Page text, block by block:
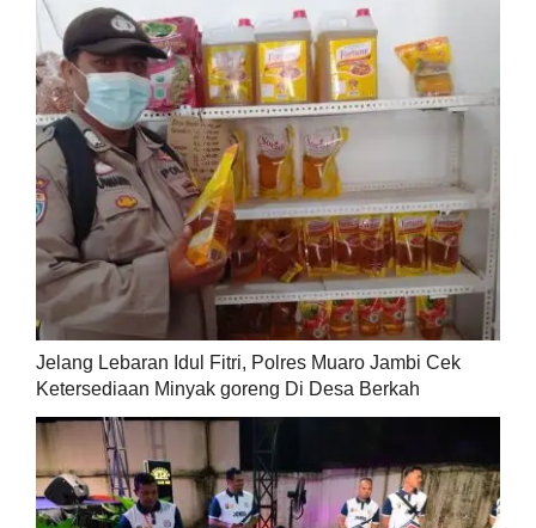
Jelang Lebaran Idul Fitri, Polres Muaro Jambi Cek
Ketersediaan Minyak goreng Di Desa Berkah